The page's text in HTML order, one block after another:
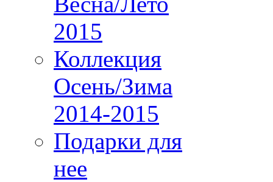
2015
Коллекция
Осень/Зима
2014-2015
Подарки для
нее